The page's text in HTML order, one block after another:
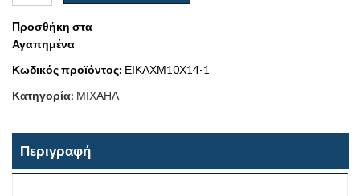
Προσθήκη στα
Αγαπημένα
Κωδικός προϊόντος: ΕΙΚΑΧΜ10Χ14-1
Κατηγορία: ΜΙΧΑΗΛ
Περιγραφή